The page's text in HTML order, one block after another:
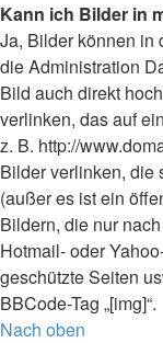
Kann ich Bilder in
Ja, Bilder können in
die Administration
Bild auch direkt
verlinken, das auf
z. B. http://
Bilder verlinken, die
(außer es ist ein
Bildern, die nur
Hotmail- oder
geschützte Seiten
BBCode-Tag „[img]“.
Nach oben